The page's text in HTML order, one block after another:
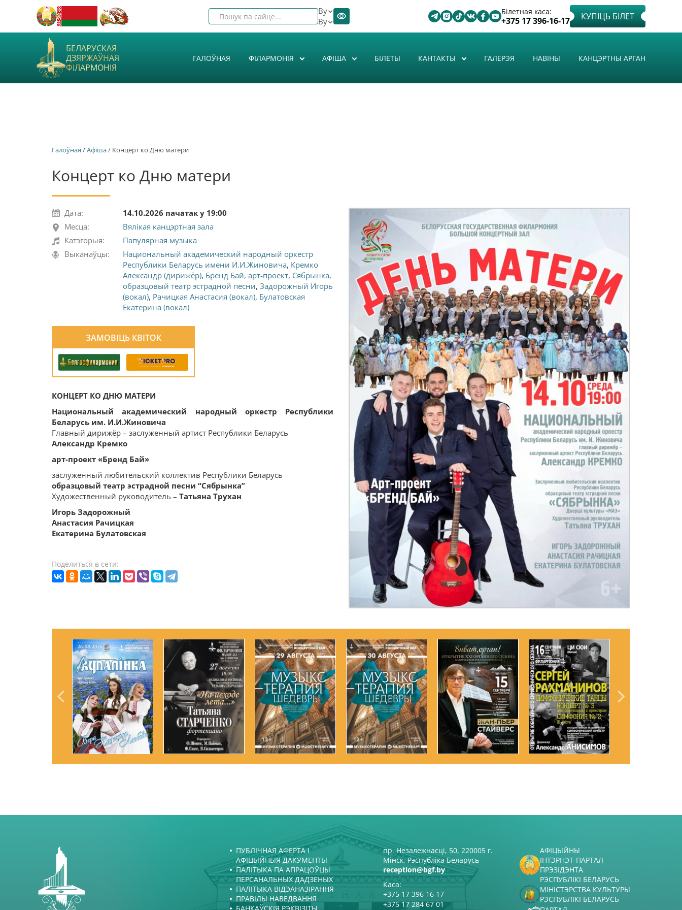
Білетная каса:
+375 17 396-16-17 КУПІЦЬ БІЛЕТ
By
By
БЕЛАРУСКАЯ
ДЗЯРЖАЎНАЯ
ФІЛАРМОНІЯ
ГАЛОЎНАЯ ФІЛАРМОНІЯ АФIША БІЛЕТЫ КАНТАКТЫ ГАЛЕРЭЯ НАВІНЫ КАНЦЭРТНЫ АРГАН
Галоўная /Афiша/ Концерт ко Дню матери
Концерт ко Дню матери
Дата:
14.10.2026 пачатак у 19:00
Месца:
Вялікая канцэртная зала
Катэгорыя:
Папулярная музыка
Выканаўцы:
Национальный академический народный оркестр
Республики Беларусь имени И.И.Жиновича, Кремко
Александр (дирижёр), Бренд Бай, арт-проект, Сябрынка,
образцовый театр эстрадной песни, Задорожный Игорь
(вокал), Рачицкая Анастасия (вокал), Булатовская
Екатерина (вокал)
ЗАМОВІЦЬ КВІТОК
КОНЦЕРТ КО ДНЮ МАТЕРИ
Национальный академический народный оркестр Республики
Беларусь им. И.И.Жиновича
Главный дирижёр – заслуженный артист Республики Беларусь
Александр Кремко
арт-проект «Бренд Бай»
заслуженный любительский коллектив Республики Беларусь
образцовый театр эстрадной песни “Сябрынка”
Художественный руководитель – Татьяна Трухан
Игорь Задорожный
Анастасия Рачицкая
Екатерина Булатовская
ПУБЛІЧНАЯ АФЕРТА І
АФІЦЫЙНЫЯ ДАКУМЕНТЫ
ПАЛІТЫКА ПА АПРАЦОЎЦЫ
ПЕРСАНАЛЬНЫХ ДАДЗЕНЫХ
ПАЛІТЫКА ВІДЭАНАЗІРАННЯ
ПРАВІЛЫ НАВЕДВАННЯ
пр. Незалежнасці, 50, 220005 г.
Мінск, Рэспубліка Беларусь
reception@bgf.by
Каса:
+375 17 396 16 17
+375 17 284 67 01
АФІЦЫЙНЫ
ІНТЭРНЭТ-ПАРТАЛ
ПРЭЗІДЭНТА
РЭСПУБЛІКІ БЕЛАРУСЬ
МІНІСТЭРСТВА КУЛЬТУРЫ
РЭСПУБЛІКІ БЕЛАРУСЬ